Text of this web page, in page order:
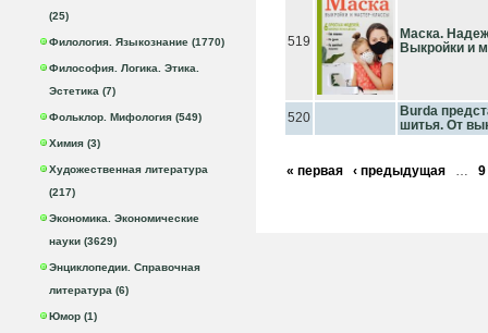
(25)
Филология. Языкознание (1770)
Философия. Логика. Этика.
Эстетика (7)
Фольклор. Мифология (549)
Химия (3)
Художественная литература
(217)
Экономика. Экономические
науки (3629)
Энциклопедии. Справочная
литература (6)
Юмор (1)
519
Маска.
Выкройки и
520
Burda
шитья. От
« первая ‹ предыдущая … 9